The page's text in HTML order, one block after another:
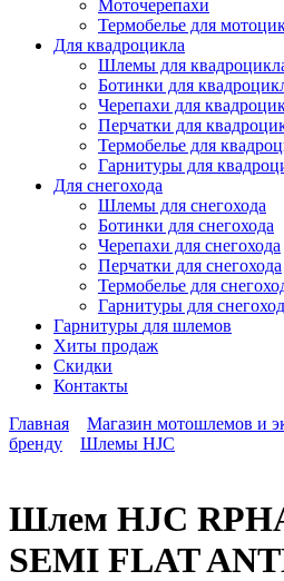
Моточерепахи
Термобелье для
Для квадроцикла
Шлемы для
Ботинки для
Черепахи для
Перчатки для
Термобелье для
Гарнитуры для
Для снегохода
Шлемы для снегохода
Ботинки для снегохода
Черепахи для снегохода
Перчатки для снегохода
Термобелье для
Гарнитуры для
Гарнитуры для шлемов
Хиты продаж
Скидки
Контакты
Главная
Магазин мотошлемов и
бренду
Шлемы HJC
Шлем HJC
SEMI FLAT